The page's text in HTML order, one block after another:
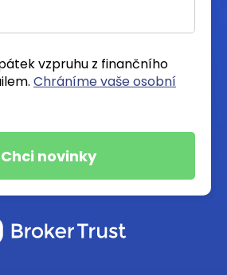
vzpruhu z finančního
Chráníme vaše osobní